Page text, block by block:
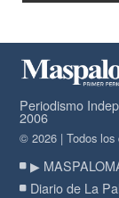
Periodismo
2006
© 2026 | Todos los
▶
Diario de La